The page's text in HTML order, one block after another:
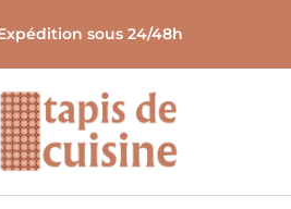
sous 24/48h